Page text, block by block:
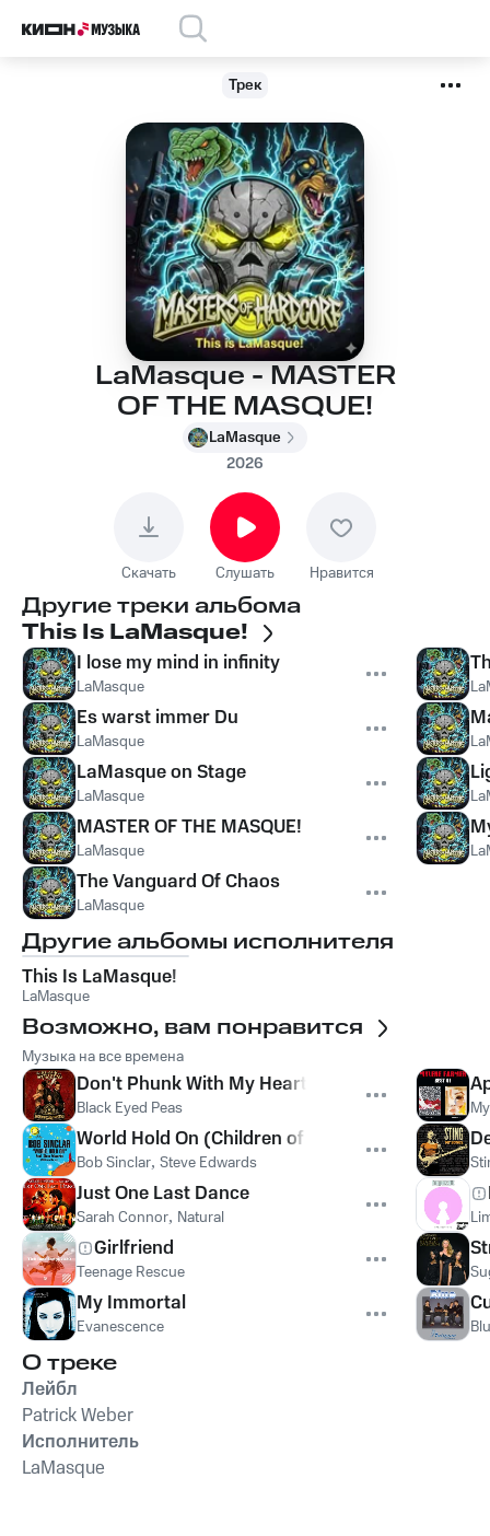
Трек
LaMasque - MASTER
OF THE MASQUE!
LaMasque
2026
Скачать Слушать Нравится
Другие треки альбома
This Is LaMasque!
I lose my mind in infinity
LaMasque
Es warst immer Du
LaMasque
LaMasque on Stage
LaMasque
MASTER OF THE MASQUE!
LaMasque
The Vanguard Of Chaos
LaMasque
Другие альбомы исполнителя
This Is LaMasque!
LaMasque
Возможно, вам понравится
Музыка на все времена
Don't Phunk With My Heart
Black Eyed Peas
World Hold On (Children of the Sky)
Bob Sinclar, Steve Edwards
Just One Last Dance
Sarah Connor, Natural
Girlfriend
Teenage Rescue
My Immortal
Evanescence
О треке
Лейбл
Patrick Weber
Исполнитель
LaMasque